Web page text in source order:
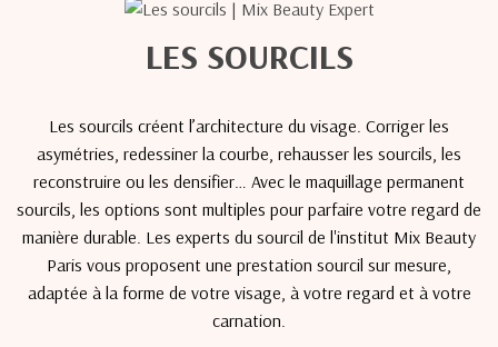
LES SOURCILS
Les sourcils créent l’architecture du visage. Corriger les
asymétries, redessiner la courbe, rehausser les sourcils, les
reconstruire ou les densifier… Avec le maquillage permanent
sourcils, les options sont multiples pour parfaire votre regard de
manière durable. Les experts du sourcil de l'institut Mix Beauty
Paris vous proposent une prestation sourcil sur mesure,
adaptée à la forme de votre visage, à votre regard et à votre
carnation.